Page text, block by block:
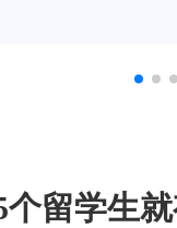
留学生